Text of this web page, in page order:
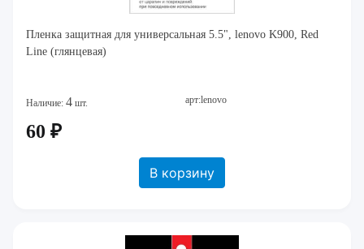
Пленка защитная для универсальная 5.5", lenovo K900, Red
Line (глянцевая)
Наличие: 4 шт. арт:lenovo
60 ₽
В корзину